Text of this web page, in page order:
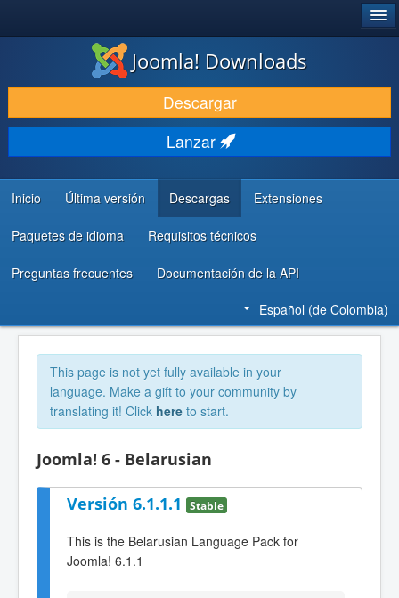
DESCARGAR
DESCUBRE Y APRENDE
COMUNIDAD Y AYUDA
RECURSOS PARA DESARROLLADORES
Joomla! Downloads
Descargar
Lanzar
Inicio Última versión Descargas Extensiones
Paquetes de idioma Requisitos técnicos
Preguntas frecuentes Documentación de la API
Español (de Colombia)
This page is not yet fully available in your
language. Make a gift to your community by
translating it! Click here to start.
Joomla! 6 - Belarusian
Versión 6.1.1.1 Stable
This is the Belarusian Language Pack for
Joomla! 6.1.1